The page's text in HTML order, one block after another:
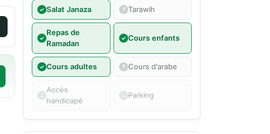
Salat Janaza Tarawih
Repas de
Ramadan
Cours enfants
Cours adultes Cours d'arabe
Accès
handicapé
Parking